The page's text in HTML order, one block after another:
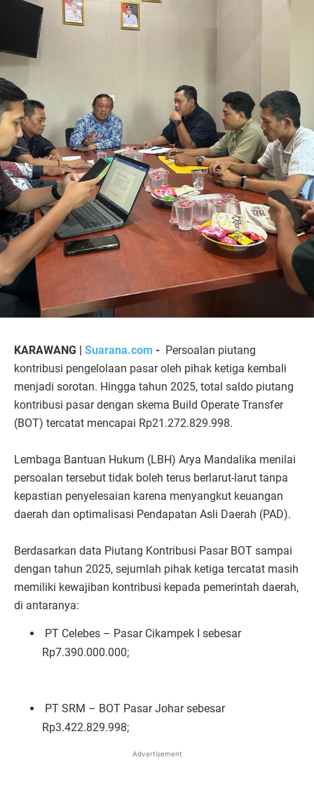
KARAWANG | Suarana.com - Persoalan piutang
kontribusi pengelolaan pasar oleh pihak ketiga kembali
menjadi sorotan. Hingga tahun 2025, total saldo piutang
kontribusi pasar dengan skema Build Operate Transfer
(BOT) tercatat mencapai Rp21.272.829.998.
Lembaga Bantuan Hukum (LBH) Arya Mandalika menilai
persoalan tersebut tidak boleh terus berlarut-larut tanpa
kepastian penyelesaian karena menyangkut keuangan
daerah dan optimalisasi Pendapatan Asli Daerah (PAD).
Berdasarkan data Piutang Kontribusi Pasar BOT sampai
dengan tahun 2025, sejumlah pihak ketiga tercatat masih
memiliki kewajiban kontribusi kepada pemerintah daerah,
di antaranya:
PT Celebes – Pasar Cikampek I sebesar
Rp7.390.000.000;
PT SRM – BOT Pasar Johar sebesar
Rp3.422.829.998;
Advertisement